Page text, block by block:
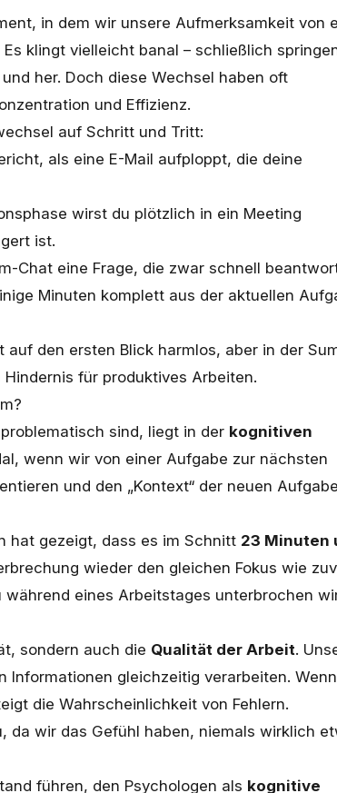
in dem wir unsere Aufmerksamkeit von
klingt vielleicht banal – schließlich
her. Doch diese Wechsel haben oft
und Effizienz.
auf Schritt und Tritt:
als eine E-Mail aufploppt, die deine
wirst du plötzlich in ein Meeting
ist.
Chat eine Frage, die zwar schnell
Minuten komplett aus der aktuellen
den ersten Blick harmlos, aber in der
für produktives Arbeiten.
sind, liegt in der kognitiven
wenn wir von einer Aufgabe zur nächsten
und den „Kontext“ der neuen Aufgabe
hat gezeigt, dass es im Schnitt 23 Minuten
wieder den gleichen Fokus wie
eines Arbeitstages unterbrochen
sondern auch die Qualität der Arbeit.
Informationen gleichzeitig verarbeiten.
die Wahrscheinlichkeit von Fehlern.
da wir das Gefühl haben, niemals wirklich
führen, den Psychologen als kognitive